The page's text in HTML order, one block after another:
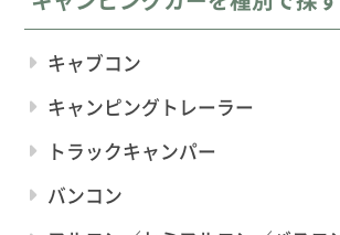
キャブコン
キャンピングトレーラー
トラックキャンパー
バンコン